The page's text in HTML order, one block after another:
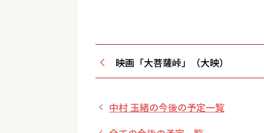
映画「大菩薩峠」（大映）
中村 玉緒の今後の予定一覧